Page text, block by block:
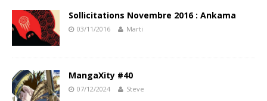
Sollicitations Novembre 2016 : Ankama
03/11/2016 Marti
MangaXity #40
07/12/2024 Steve